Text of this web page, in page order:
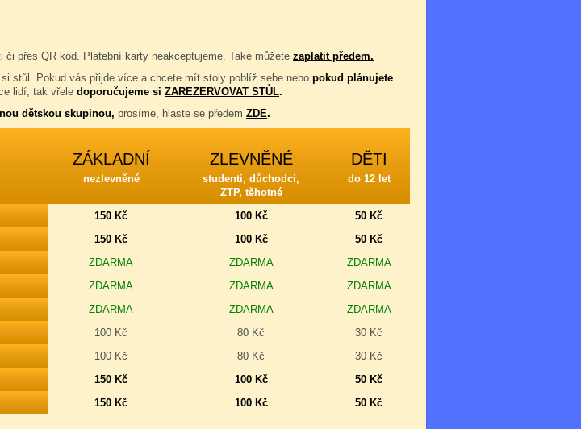
přes QR kod. Platební karty neakceptujeme. Také můžete zaplatit předem.
si stůl. Pokud vás přijde více a chcete mít stoly poblíž sebe nebo pokud plánujete
lidí, tak vřele doporučujeme si ZAREZERVOVAT STŮL.
dětskou skupinou, prosíme, hlaste se předem ZDE.
ZÁKLADNÍ
nezlevněné
ZLEVNĚNÉ
studenti, důchodci,
ZTP, těhotné
DĚTI
do 12 let
150 Kč 100 Kč
50 Kč
150 Kč 100 Kč
50 Kč
ZDARMA ZDARMA
ZDARMA
ZDARMA ZDARMA
ZDARMA
ZDARMA ZDARMA
ZDARMA
100 Kč 80 Kč
30 Kč
100 Kč 80 Kč
30 Kč
150 Kč 100 Kč
50 Kč
150 Kč 100 Kč 50 Kč